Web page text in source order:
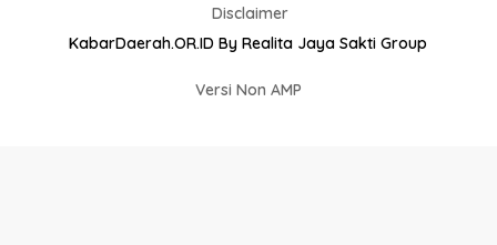
Disclaimer
KabarDaerah.OR.ID By Realita Jaya Sakti Group
Versi Non AMP